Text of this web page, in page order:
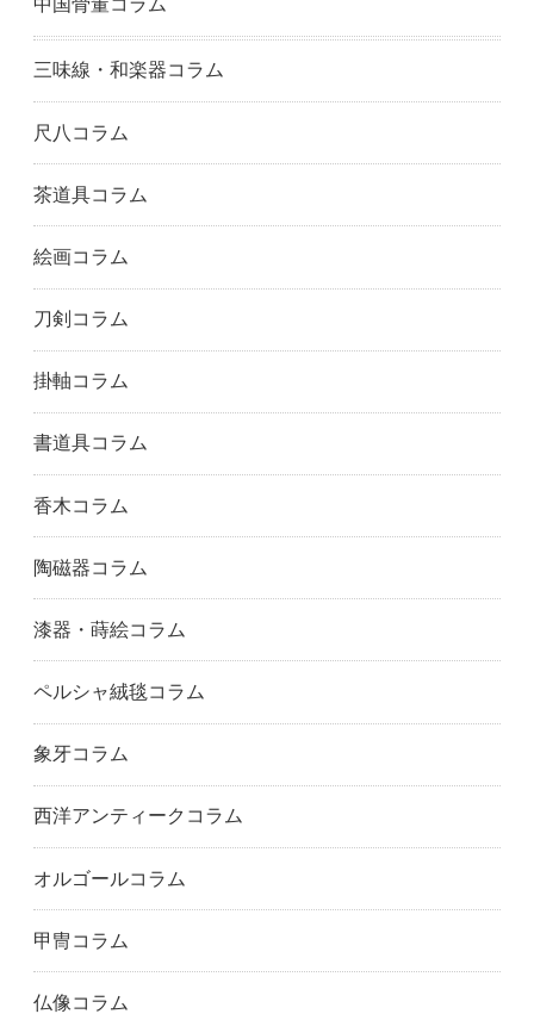
中国骨董コラム
三味線・和楽器コラム
尺八コラム
茶道具コラム
絵画コラム
刀剣コラム
掛軸コラム
書道具コラム
香木コラム
陶磁器コラム
漆器・蒔絵コラム
ペルシャ絨毯コラム
象牙コラム
西洋アンティークコラム
オルゴールコラム
甲冑コラム
仏像コラム